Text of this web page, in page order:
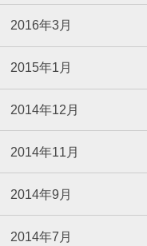
2016年3月
2015年1月
2014年12月
2014年11月
2014年9月
2014年7月